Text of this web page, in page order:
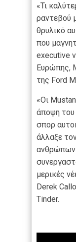
«Τι
ραντεβού
θρυλικό
που
executive
Ευρώπης,
της Ford
«Οι
άποψη του
σπορ
άλλαξε
μερικές
Derek
Tinder.